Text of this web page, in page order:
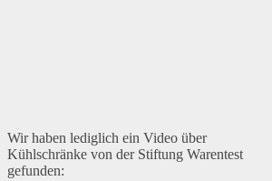
Wir haben lediglich ein Video über
Kühlschränke von der Stiftung Warentest
gefunden: